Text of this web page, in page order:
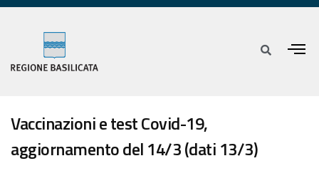
Vaccinazioni e test Covid-19,
aggiornamento del 14/3 (dati 13/3)